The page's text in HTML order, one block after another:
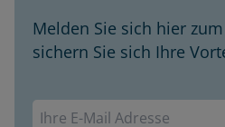
Melden Sie sich hier
sichern Sie sich Ihre